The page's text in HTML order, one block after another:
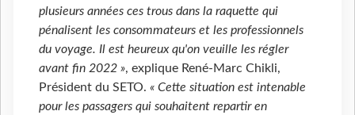
plusieurs années ces trous dans la raquette qui
pénalisent les consommateurs et les professionnels
du voyage. Il est heureux qu'on veuille les régler
avant fin 2022 », explique René-Marc Chikli,
Président du SETO. « Cette situation est intenable
pour les passagers qui souhaitent repartir en